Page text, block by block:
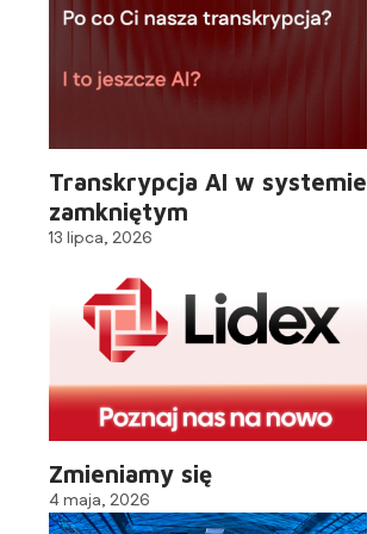
Transkrypcja AI w systemie
zamkniętym
13 lipca, 2026
Zmieniamy się
4 maja, 2026